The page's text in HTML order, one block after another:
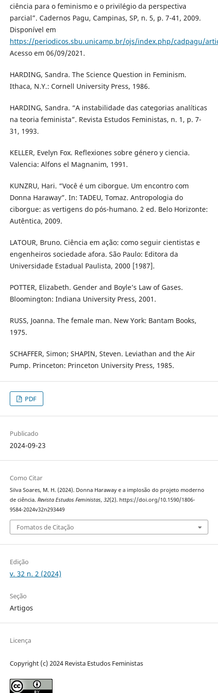
ciência para o feminismo e o privilégio da perspectiva
parcial”. Cadernos Pagu, Campinas, SP, n. 5, p. 7-41, 2009.
Disponível em
https://periodicos.sbu.unicamp.br/ojs/index.php/cadpagu/
Acesso em 06/09/2021.
HARDING, Sandra. The Science Question in Feminism.
Ithaca, N.Y.: Cornell University Press, 1986.
HARDING, Sandra. “A instabilidade das categorias analíticas
na teoria feminista”. Revista Estudos Feministas, n. 1, p. 7-
31, 1993.
KELLER, Evelyn Fox. Reflexiones sobre género y ciencia.
Valencia: Alfons el Magnanim, 1991.
KUNZRU, Hari. “Você é um ciborgue. Um encontro com
Donna Haraway”. In: TADEU, Tomaz. Antropologia do
ciborgue: as vertigens do pós-humano. 2 ed. Belo Horizonte:
Autêntica, 2009.
LATOUR, Bruno. Ciência em ação: como seguir cientistas e
engenheiros sociedade afora. São Paulo: Editora da
Universidade Estadual Paulista, 2000 [1987].
POTTER, Elizabeth. Gender and Boyle’s Law of Gases.
Bloomington: Indiana University Press, 2001.
RUSS, Joanna. The female man. New York: Bantam Books,
1975.
SCHAFFER, Simon; SHAPIN, Steven. Leviathan and the Air
Pump. Princeton: Princeton University Press, 1985.
PDF
Publicado
2024-09-23
Como Citar
Silva Soares, M. H. (2024). Donna Haraway e a implosão do projeto moderno
de ciência. Revista Estudos Feministas, 32(2). https://doi.org/10.1590/1806-
9584-2024v32n293449
Fomatos de Citação
Edição
v. 32 n. 2 (2024)
Seção
Artigos
Licença
Copyright (c) 2024 Revista Estudos Feministas